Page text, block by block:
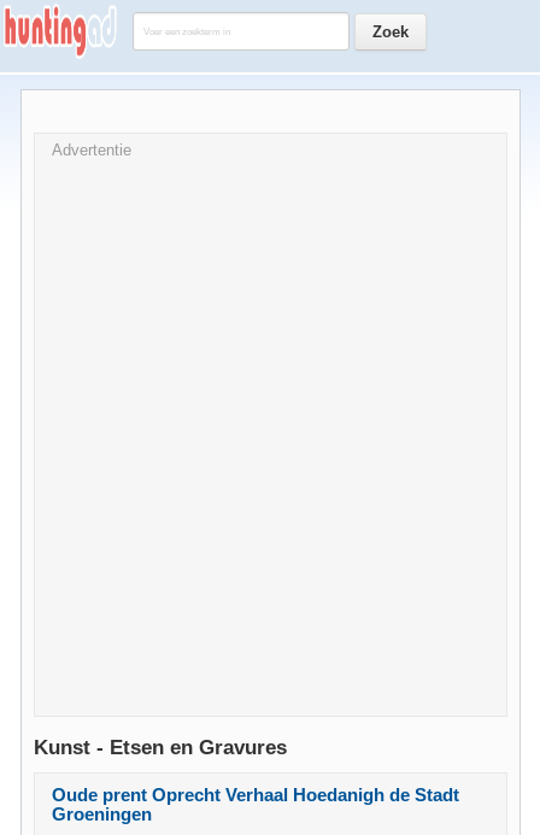
Advertentie
Kunst - Etsen en Gravures
Oude prent Oprecht Verhaal Hoedanigh de Stadt
Groeningen